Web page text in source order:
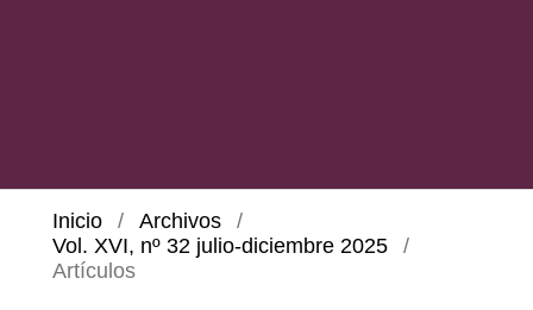
Inicio / Archivos
/
Vol. XVI, nº 32 julio-diciembre 2025
/
Artículos